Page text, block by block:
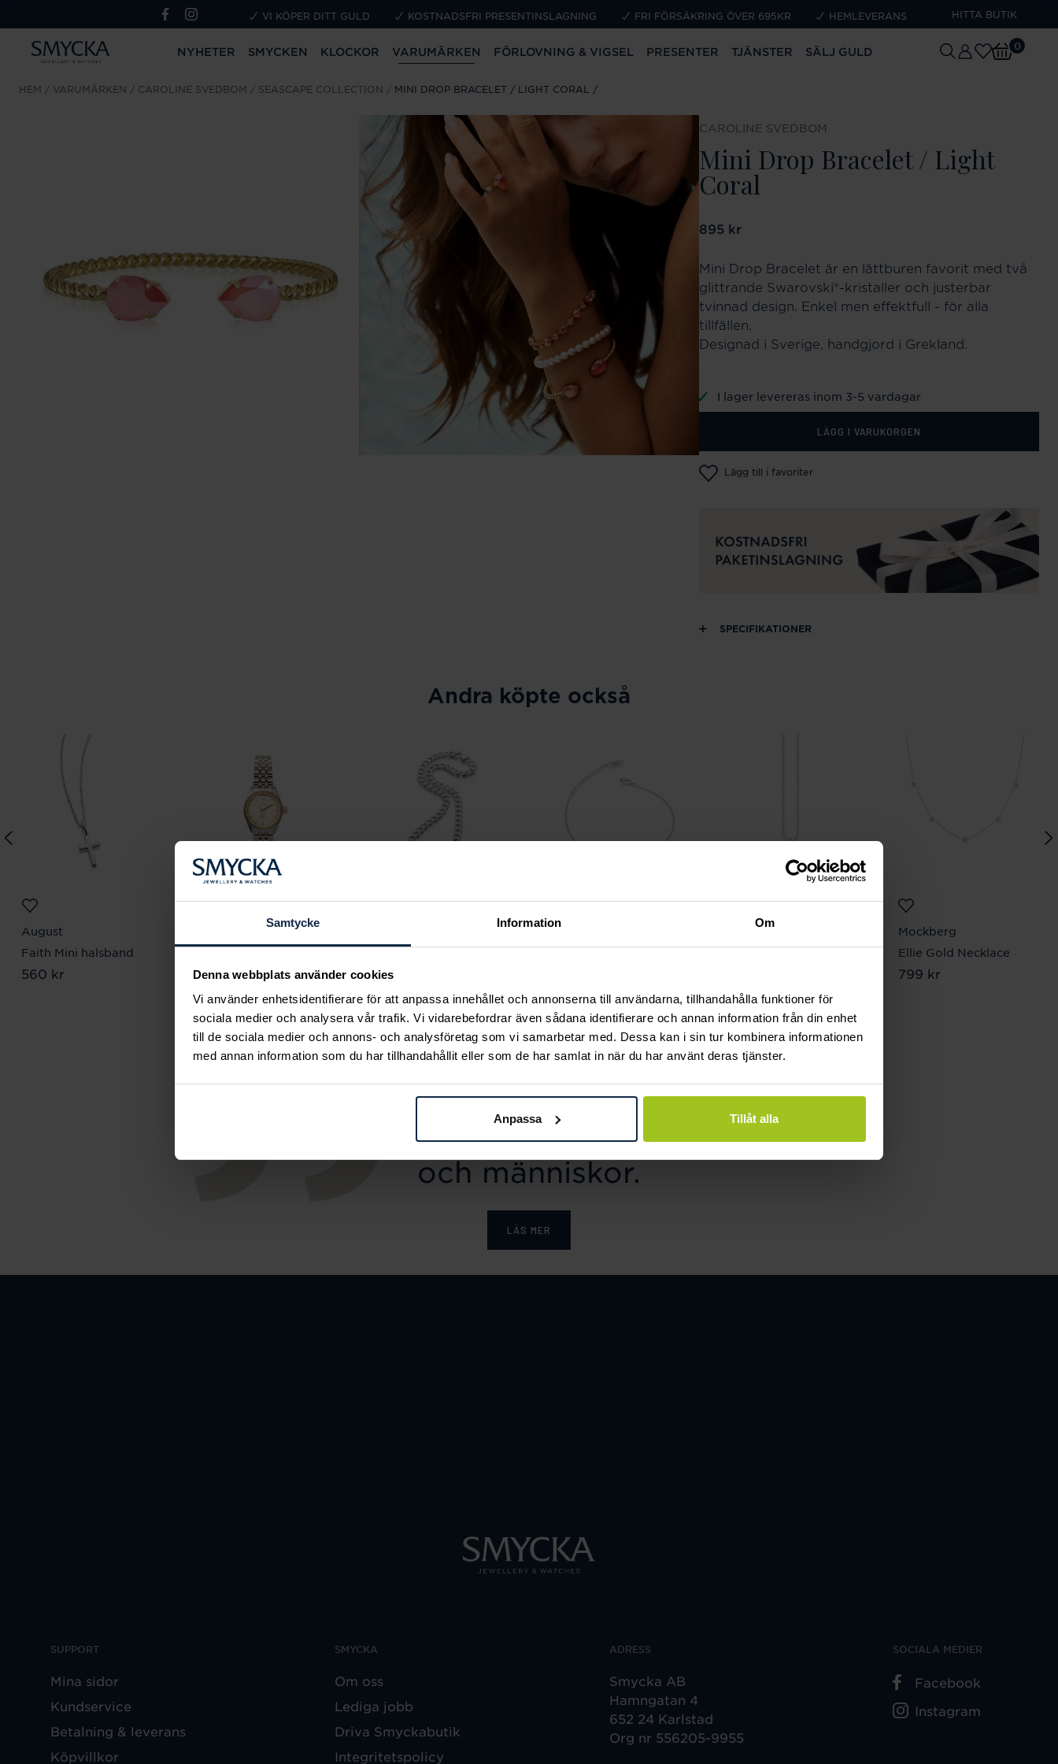
Samtycke Information Om
Denna webbplats använder cookies
Vi använder enhetsidentifierare för att anpassa innehållet och annonserna till användarna, tillhandahålla funktioner för
sociala medier och analysera vår trafik. Vi vidarebefordrar även sådana identifierare och annan information från din enhet
till de sociala medier och annons- och analysföretag som vi samarbetar med. Dessa kan i sin tur kombinera informationen
med annan information som du har tillhandahållit eller som de har samlat in när du har använt deras tjänster.
Anpassa Tillåt alla
VI KÖPER DITT GULD KOSTNADSFRI PRESENTINSLAGNING FRI FÖRSÄKRING ÖVER 695KR HEMLEVERANS HITTA BUTIK
NYHETER SMYCKEN KLOCKOR VARUMÄRKEN FÖRLOVNING & VIGSEL PRESENTER TJÄNSTER SÄLJ GULD 0
HEM VARUMÄRKEN CAROLINE SVEDBOM SEASCAPE COLLECTION MINI DROP BRACELET / LIGHT CORAL
CAROLINE SVEDBOM
Mini Drop Bracelet / Light
Coral
Pris :895 kr
895 kr
Mini Drop Bracelet är en lättburen favorit med två
glittrande Swarovski®-kristaller och justerbar
tvinnad design. Enkel men effektfull - för alla
tillfällen.
Designad i Sverige, handgjord i Grekland.
I lager levereras inom 3-5 vardagar
LÄGG I VARUKORGEN
Lägg till i favoriter
SPECIFIKATIONER
Andra köpte också
August
Faith Mini halsband
Pris:560 kr
560 kr
Royal Watch 28 mm
Pris:2 399 kr
2 399 kr
Pansarlänk 8 mm 50
cm
Pris:6 650 kr
6 650 kr
Lily and Rose
Emily pearl bracelet -
Pris:349 kr
349 kr
Thomas Sabo
Halsband vit sten
Mockberg
Ellie Gold Necklace
Pris:799 kr
799 kr
Smycka tar ansvar för ett hållbart
samhälle och värnar om miljö, resurser
och människor.
LÄS MER
SUPPORT
Mina sidor
Kundservice
Betalning & leverans
Köpvillkor
SMYCKA
Om oss
Lediga jobb
Driva Smyckabutik
Integritetspolicy
ADRESS
Smycka AB
Hamngatan 4
652 24 Karlstad
Org nr 556205-9955
SOCIALA MEDIER
Facebook
Instagram